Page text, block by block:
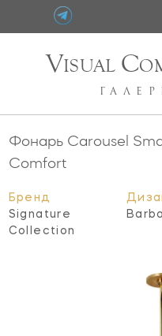
VISUAL C
Фонарь Carousel
Comfort
Бренд
Signature
Collection